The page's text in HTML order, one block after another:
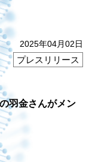
2025年04月02日
プレスリリース
羽金さんがメン